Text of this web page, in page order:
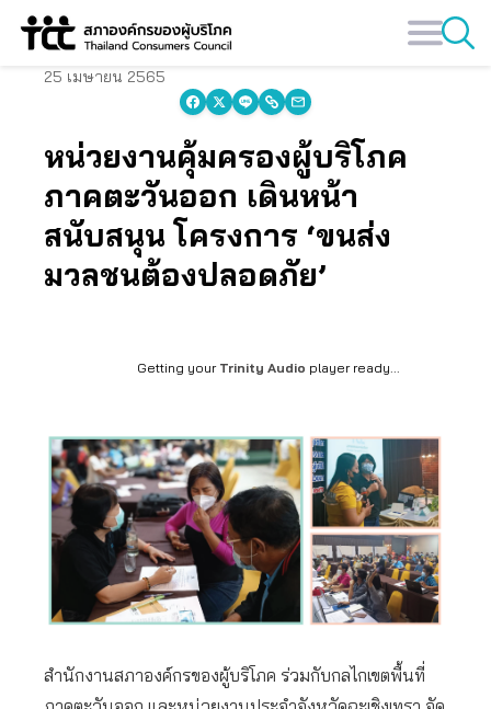
Skip
25 เมษายน 2565
หน่วยงานคุ้มครองผู้บริโภค
ภาคตะวันออก เดินหน้า
สนับสนุน โครงการ ‘ขนส่ง
มวลชนต้องปลอดภัย’
Getting your Trinity Audio player ready...
สำนักงานสภาองค์กรของผู้บริโภค ร่วมกับกลไกเขตพื้นที่